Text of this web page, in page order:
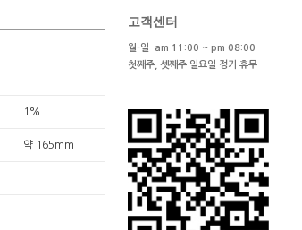
고객센터
월-일 am 11:00 ~ pm 08:00
첫째주, 셋째주 일요일 정기 휴무
1%
약 165mm